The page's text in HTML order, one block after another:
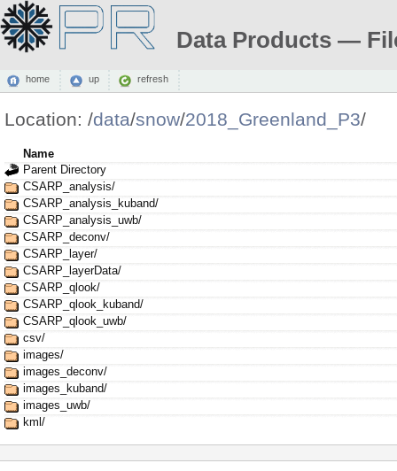
Data Products —
home up refresh
Location: /data/snow/2018_Greenland_P3/
Name
Parent Directory
CSARP_analysis/
CSARP_analysis_kuband/
CSARP_analysis_uwb/
CSARP_deconv/
CSARP_layer/
CSARP_layerData/
CSARP_qlook/
CSARP_qlook_kuband/
CSARP_qlook_uwb/
csv/
images/
images_deconv/
images_kuband/
images_uwb/
kml/